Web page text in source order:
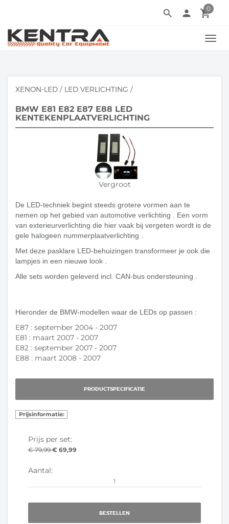
local_grocery_store
0
search person
XENON-LED / LED VERLICHTING /
BMW E81 E82 E87 E88 LED
KENTEKENPLAATVERLICHTING
Vergroot
De LED-techniek begint steeds grotere vormen aan te
nemen op het gebied van automotive verlichting . Een vorm
van exterieurverlichting die hier vaak bij vergeten wordt is de
gele halogeen nummerplaatverlichting .
Met deze pasklare LED-behuizingen transformeer je ook die
lampjes in een nieuwe look .
Alle sets worden geleverd incl. CAN-bus ondersteuning .
Hieronder de BMW-modellen waar de LEDs op passen :
E87 : september 2004 - 2007
E81 : maart 2007 - 2007
E82 : september 2007 - 2007
E88 : maart 2008 - 2007
PRODUCTSPECIFICATIE
Prijsinformatie:
Prijs per set:
€ 79,99€ 69,99
Aantal:
BESTELLEN